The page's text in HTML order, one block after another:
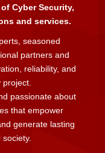
Cyber Security,
and services.
seasoned
partners and
reliability, and
passionate about
that empower
generate lasting